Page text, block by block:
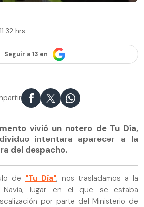
hrs.
Seguir a 13 en
vivió un notero de Tu Día,
intentara aparecer a la
del despacho.
de "Tu Día", nos trasladamos a la
Navia, lugar en el que se estaba
por parte del Ministerio de